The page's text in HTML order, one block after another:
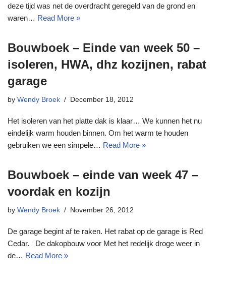
deze tijd was net de overdracht geregeld van de grond en
waren… Read More »
Bouwboek – Einde van week 50 –
isoleren, HWA, dhz kozijnen, rabat
garage
by Wendy Broek December 18, 2012
Het isoleren van het platte dak is klaar… We kunnen het nu
eindelijk warm houden binnen. Om het warm te houden
gebruiken we een simpele… Read More »
Bouwboek – einde van week 47 –
voordak en kozijn
by Wendy Broek November 26, 2012
De garage begint af te raken. Het rabat op de garage is Red
Cedar. De dakopbouw voor Met het redelijk droge weer in
de… Read More »